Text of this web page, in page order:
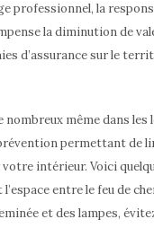
professionnel, la
la diminution de
d’assurance sur le
même dans
permettant de
intérieur. Voici
entre le feu de
et des lampes,